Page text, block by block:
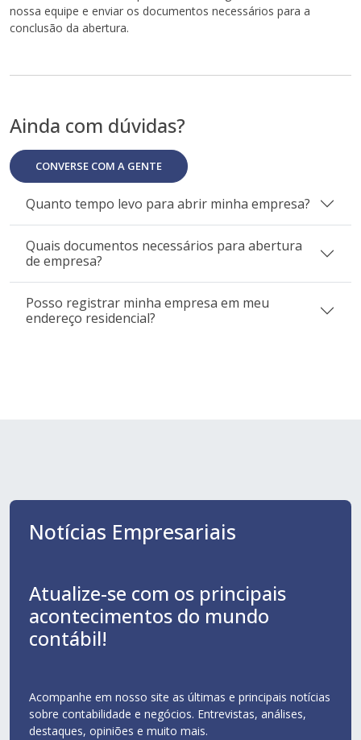
nossa equipe e enviar os documentos necessários para a
conclusão da abertura.
Ainda com dúvidas?
CONVERSE COM A GENTE
Quanto tempo levo para abrir minha empresa?
Quais documentos necessários para abertura
de empresa?
Posso registrar minha empresa em meu
endereço residencial?
Notícias Empresariais
Atualize-se com os principais
acontecimentos do mundo
contábil!
Acompanhe em nosso site as últimas e principais notícias
sobre contabilidade e negócios. Entrevistas, análises,
destaques, opiniões e muito mais.